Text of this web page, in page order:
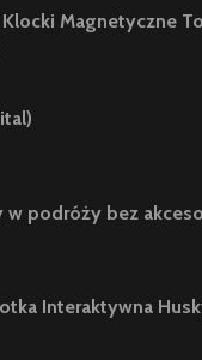
Klocki Magnetyczne
w podróży bez
Interaktywna